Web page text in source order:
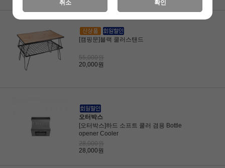
[캠핑문]블랙 쿨러스탠드
55,000원
20,000원
오터박스
[오터박스]하드 소프트 쿨러 겸용 Bottle
opener Cooler
28,000원
28,000원
취소 확인